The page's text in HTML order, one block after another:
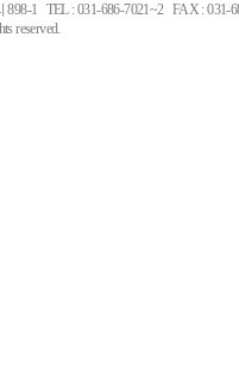
1 TEL : 031-686-7021~2 FAX : 031-
reserved.